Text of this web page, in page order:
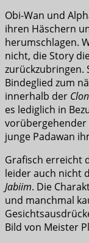
Obi-Wan und
ihren Häschern
herumschlagen.
nicht, die Story
zurückzubringen.
Bindeglied zum
innerhalb der
es lediglich in
vorübergehender
junge Padawan
Grafisch erreicht
leider auch nicht
Jabiim. Die
und manchmal
Bild von Meister